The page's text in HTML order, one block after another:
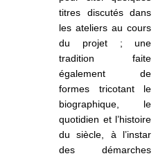
titres discutés dans
les ateliers au cours
du projet ; une
tradition faite
également de
formes tricotant le
biographique, le
quotidien et l’histoire
du siècle, à l’instar
des démarches